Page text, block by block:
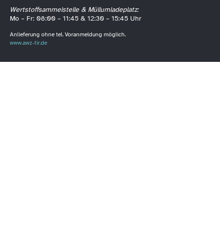
Wertstoffsammelstelle & Müllumladeplatz:
Mo – Fr: 08:00 – 11:45 & 12:30 – 15:45 Uhr
Anlieferung ohne tel. Voranmeldung möglich.
www.awz-tir.de